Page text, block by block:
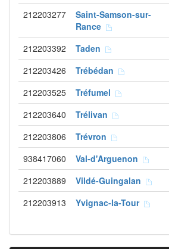
212203277
Saint-Samson-sur-
Rance
212203392 Taden
212203426 Trébédan
212203525 Tréfumel
212203640 Trélivan
212203806 Trévron
938417060 Val-d'Arguenon
212203889 Vildé-Guingalan
212203913 Yvignac-la-Tour